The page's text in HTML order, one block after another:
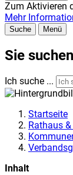
Zum Aktivieren
Mehr
Suche Menü
Sie
Ich suche ...
Startseite
Rathaus
Inhalt